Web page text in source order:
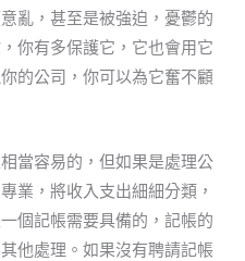
亂，甚至是被強迫，憂鬱的
你有多保護它，它也會用它
的公司，你可以為它奮不顧
當容易的，但如果是處理公
業，將收入支出細細分類，
個記帳需要具備的，記帳的
他處理。如果沒有聘請記帳